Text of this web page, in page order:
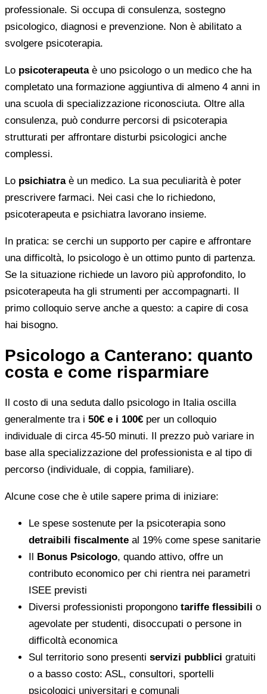
professionale. Si occupa di consulenza, sostegno
psicologico, diagnosi e prevenzione. Non è abilitato a
svolgere psicoterapia.
Lo psicoterapeutaè uno psicologo o un medico che ha
completato una formazione aggiuntiva di almeno 4 anni in
una scuola di specializzazione riconosciuta. Oltre alla
consulenza, può condurre percorsi di psicoterapia
strutturati per affrontare disturbi psicologici anche
complessi.
Lo psichiatraè un medico. La sua peculiarità è poter
prescrivere farmaci. Nei casi che lo richiedono,
psicoterapeuta e psichiatra lavorano insieme.
In pratica: se cerchi un supporto per capire e affrontare
una difficoltà, lo psicologo è un ottimo punto di partenza.
Se la situazione richiede un lavoro più approfondito, lo
psicoterapeuta ha gli strumenti per accompagnarti. Il
primo colloquio serve anche a questo: a capire di cosa
hai bisogno.
Psicologo a Canterano: quanto
costa e come risparmiare
Il costo di una seduta dallo psicologo in Italia oscilla
generalmente tra i 50€ e i 100€ per un colloquio
individuale di circa 45-50 minuti. Il prezzo può variare in
base alla specializzazione del professionista e al tipo di
percorso (individuale, di coppia, familiare).
Alcune cose che è utile sapere prima di iniziare:
Le spese sostenute per la psicoterapia sono
detraibili fiscalmente al 19% come spese sanitarie
Il Bonus Psicologo, quando attivo, offre un
contributo economico per chi rientra nei parametri
ISEE previsti
Diversi professionisti propongono tariffe flessibili o
agevolate per studenti, disoccupati o persone in
difficoltà economica
Sul territorio sono presenti servizi pubblici gratuiti
o a basso costo: ASL, consultori, sportelli
psicologici universitari e comunali